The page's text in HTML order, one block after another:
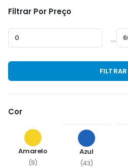
Filtrar Por Preço
Preço
Preço
—
FILTRAR
Cor
Amarelo
(9)
Azul
(43)